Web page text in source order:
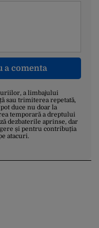
a comenta
a limbajului
sau trimiterea repetată,
duce nu doar la
temporară a dreptului
dezbaterile aprinse, dar
și pentru contribuția
atacuri.